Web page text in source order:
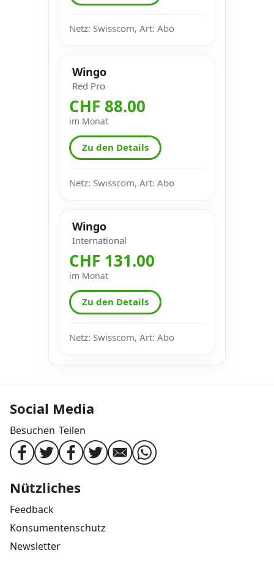
Netz: Swisscom, Art: Abo
Wingo
Red Pro
CHF 88.00
im Monat
Zu den Details
Netz: Swisscom, Art: Abo
Wingo
International
CHF 131.00
im Monat
Zu den Details
Netz: Swisscom, Art: Abo
Social Media
Besuchen Teilen
Nützliches
Feedback
Konsumentenschutz
Newsletter